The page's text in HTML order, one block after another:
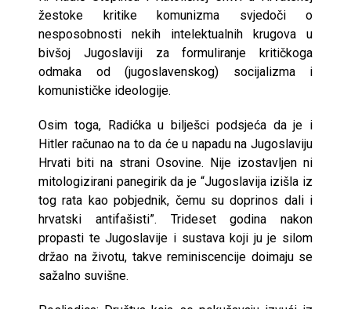
žestoke kritike komunizma svjedoči o
nesposobnosti nekih intelektualnih krugova u
bivšoj Jugoslaviji za formuliranje kritičkoga
odmaka od (jugoslavenskog) socijalizma i
komunističke ideologije.
Osim toga, Radićka u bilješci podsjeća da je i
Hitler računao na to da će u napadu na Jugoslaviju
Hrvati biti na strani Osovine. Nije izostavljen ni
mitologizirani panegirik da je “Jugoslavija izišla iz
tog rata kao pobjednik, čemu su doprinos dali i
hrvatski antifašisti”. Trideset godina nakon
propasti te Jugoslavije i sustava koji ju je silom
držao na životu, takve reminiscencije doimaju se
sažalno suvišne.